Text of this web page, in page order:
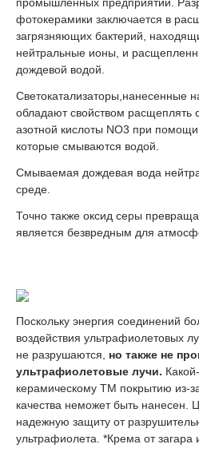
фотокерамики заключается в
загрязняющих бактерий,
нейтральные ионы, и
дождевой водой.
Светокатализаторы,нанесенные
обладают свойством расщеплять
азотной кислоты NO3 при помощи
которые смываются водой.
Смываемая дождевая вода
среде.
Точно также оксид серы
является безвредным для
Поскольку энергия соединений
воздействия ультрафиолетовых
не разрушаются, но также не
ультрафиолетовые лучи.
керамическому TM покрытию из-
качества неможет быть нанесен.
надежную защиту от
ультрафиолета. *Крема от загара